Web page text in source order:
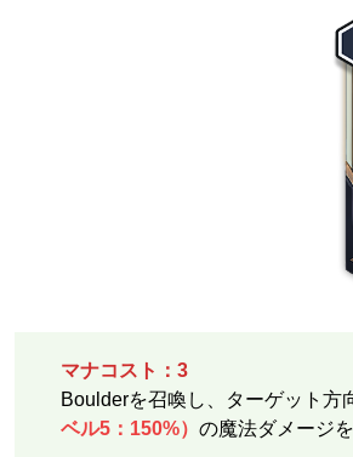
マナコスト：3
Boulderを召喚し、ターゲット方
ベル5：150%） の魔法ダメージ